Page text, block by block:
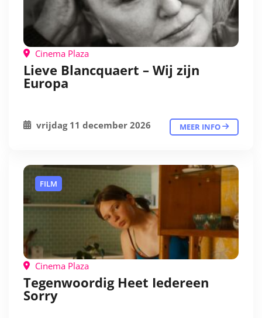
Cinema Plaza
Lieve Blancquaert – Wij zijn
Europa
vrijdag 11 december 2026 MEER INFO
FILM
Cinema Plaza
Tegenwoordig Heet Iedereen
Sorry